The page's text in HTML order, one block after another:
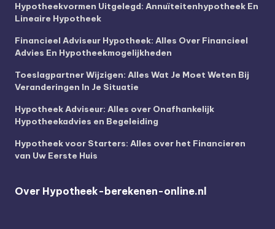
Hypotheekvormen Uitgelegd: Annuïteitenhypotheek En
Lineaire Hypotheek
Financieel Adviseur Hypotheek: Alles Over Financieel
Advies En Hypotheekmogelijkheden
Toeslagpartner Wijzigen: Alles Wat Je Moet Weten Bij
Veranderingen In Je Situatie
Hypotheek Adviseur: Alles over Onafhankelijk
Hypotheekadvies en Begeleiding
Hypotheek voor Starters: Alles over het Financieren
van Uw Eerste Huis
Over Hypotheek-berekenen-online.nl